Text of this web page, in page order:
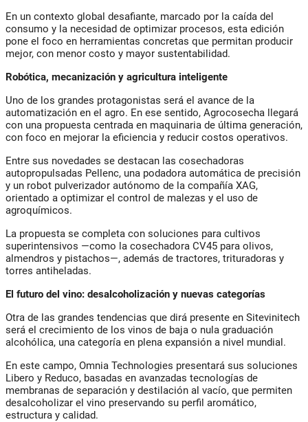
En un contexto global desafiante, marcado por la caída del
consumo y la necesidad de optimizar procesos, esta edición
pone el foco en herramientas concretas que permitan producir
mejor, con menor costo y mayor sustentabilidad.
Robótica, mecanización y agricultura inteligente
Uno de los grandes protagonistas será el avance de la
automatización en el agro. En ese sentido, Agrocosecha llegará
con una propuesta centrada en maquinaria de última generación,
con foco en mejorar la eficiencia y reducir costos operativos.
Entre sus novedades se destacan las cosechadoras
autopropulsadas Pellenc, una podadora automática de precisión
y un robot pulverizador autónomo de la compañía XAG,
orientado a optimizar el control de malezas y el uso de
agroquímicos.
La propuesta se completa con soluciones para cultivos
superintensivos —como la cosechadora CV45 para olivos,
almendros y pistachos—, además de tractores, trituradoras y
torres antiheladas.
El futuro del vino: desalcoholización y nuevas categorías
Otra de las grandes tendencias que dirá presente en Sitevinitech
será el crecimiento de los vinos de baja o nula graduación
alcohólica, una categoría en plena expansión a nivel mundial.
En este campo, Omnia Technologies presentará sus soluciones
Libero y Reduco, basadas en avanzadas tecnologías de
membranas de separación y destilación al vacío, que permiten
desalcoholizar el vino preservando su perfil aromático,
estructura y calidad.